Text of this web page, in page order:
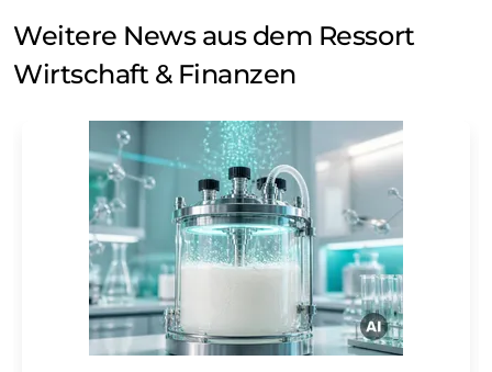
Weitere News aus dem Ressort
Wirtschaft & Finanzen